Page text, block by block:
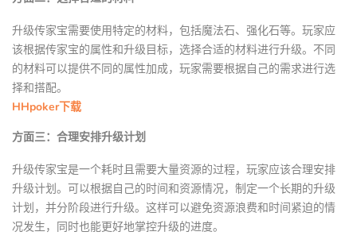
升级传家宝需要使用特定的材料，包括魔法石、强化石等。玩家应
该根据传家宝的属性和升级目标，选择合适的材料进行升级。不同
的材料可以提供不同的属性加成，玩家需要根据自己的需求进行选
择和搭配。
HHpoker下载
方面三：合理安排升级计划
升级传家宝是一个耗时且需要大量资源的过程，玩家应该合理安排
升级计划。可以根据自己的时间和资源情况，制定一个长期的升级
计划，并分阶段进行升级。这样可以避免资源浪费和时间紧迫的情
况发生，同时也能更好地掌控升级的进度。